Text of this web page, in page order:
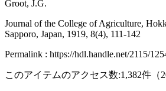
Groot, J.G.
Journal of the College of Agriculture,
Sapporo, Japan, 1919, 8(4), 111-142
Permalink : https://hdl.handle.net/2115/
このアイテムのアクセス数:1,382件 （